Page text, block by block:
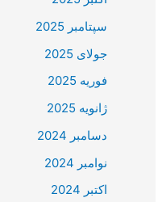
سپتامبر 2025
جولای 2025
فوریه 2025
ژانویه 2025
دسامبر 2024
نوامبر 2024
اکتبر 2024